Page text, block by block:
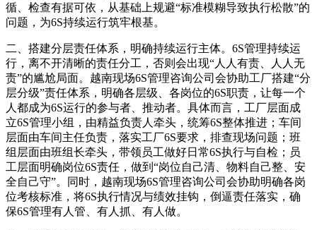
循、检查有据可依，从基础上规避“标准模糊导致执行松散”的
问题，为6S持续运行筑牢根基。
二、搭建分层责任体系，明确持续运行主体。6S管理持续运
行，离不开清晰的责任分工，否则会出现“人人有责、人人无
责”的尴尬局面。越南现场6S管理咨询公司会协助工厂搭建“分
层分级”责任体系，明确各层级、各岗位的6S职责，让每一个
人都成为6S运行的参与者、推动者。具体而言，工厂层面成
立6S管理小组，由精益负责人牵头，统筹6S整体推进；车间
层面由车间主任负责，落实工厂6S要求，排查现场问题；班
组层面由班组长牵头，带领员工做好日常6S执行与自检；员
工层面明确岗位6S责任，做到“岗位自己清、物料自己整、安
全自己守”。同时，越南现场6S管理咨询公司会协助明确各岗
位考核标准，将6S执行情况与绩效挂钩，倒逼责任落实，确
保6S管理有人管、有人抓、有人做。